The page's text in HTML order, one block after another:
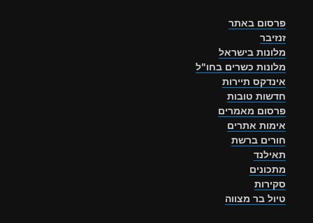
פרסום באתר
זנזיבר
מלונות בישראל
מלונות כשרים בחו"ל
אינדקס תיירות
חדשות טובות
פרסום מאמרים
אימות אתרים
חורים ברשת
תאילנד
מתכונים
סקירות
טיול בר מצווה